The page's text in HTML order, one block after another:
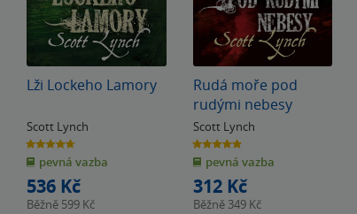
Lži Lockeho Lamory
Scott Lynch
4.7
z
5
hvězdiček
pevná vazba
536 Kč
Běžně 599 Kč
Rudá moře pod
rudými nebesy
Scott Lynch
4.9
z
5
hvězdiček
pevná vazba
312 Kč
Běžně 349 Kč